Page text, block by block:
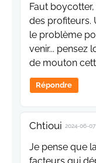
Faut
des profiteurs.
le problème
venir... pensez
de mouton
Répondre
Chtioui 2024-06-
Je pense que